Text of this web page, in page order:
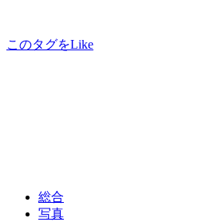
このタグをLike
総合
写真